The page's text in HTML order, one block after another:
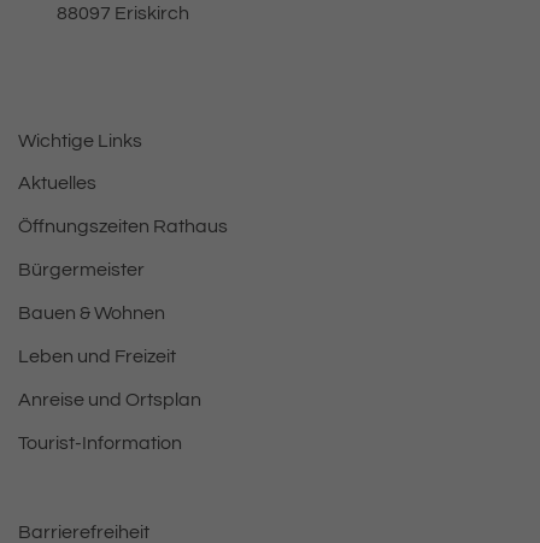
88097 , 8 8 0 9 7
Eriskirch
Wichtige Links
Aktuelles
Öffnungszeiten Rathaus
Bürgermeister
Bauen & Wohnen
Leben und Freizeit
Anreise und Ortsplan
Tourist-Information
Barrierefreiheit